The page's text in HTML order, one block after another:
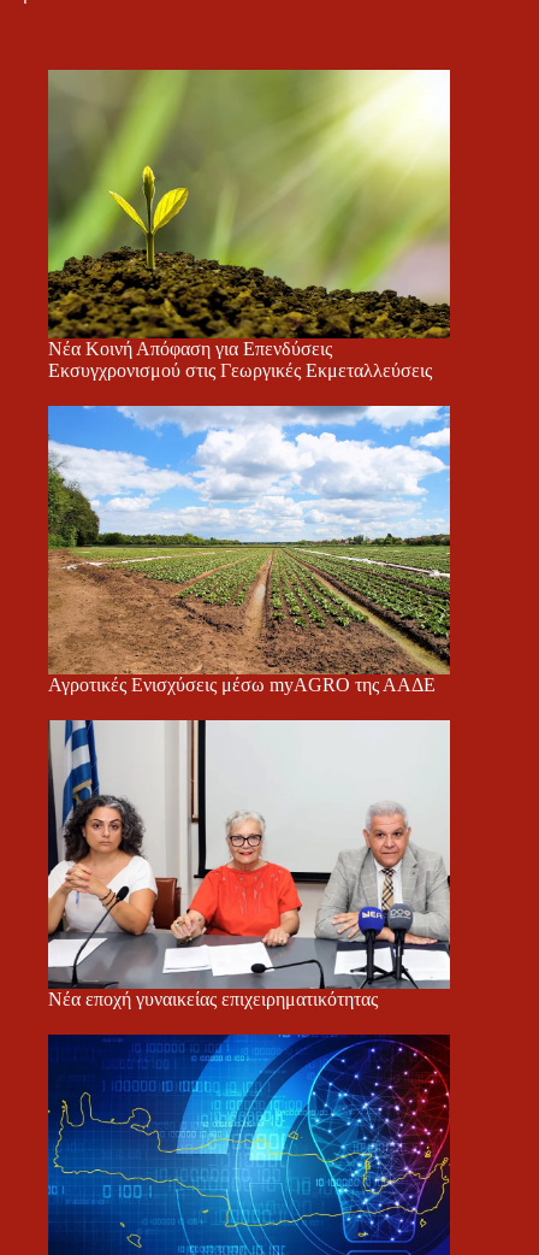
Νέα Κοινή Απόφαση για Επενδύσεις
Εκσυγχρονισμού στις Γεωργικές Εκμεταλλεύσεις
Αγροτικές Ενισχύσεις μέσω myAGRO της ΑΑΔΕ
Νέα εποχή γυναικείας επιχειρηματικότητας